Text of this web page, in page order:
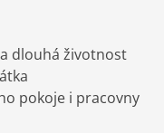
dlouhá životnost
pokoje i pracovny